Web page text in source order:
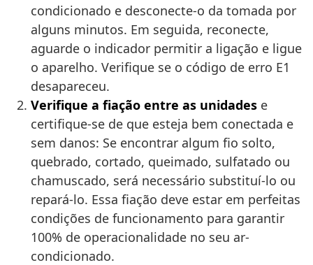
condicionado e desconecte-o da tomada por
alguns minutos. Em seguida, reconecte,
aguarde o indicador permitir a ligação e ligue
o aparelho. Verifique se o código de erro E1
desapareceu.
Verifique a fiação entre as unidades e
certifique-se de que esteja bem conectada e
sem danos: Se encontrar algum fio solto,
quebrado, cortado, queimado, sulfatado ou
chamuscado, será necessário substituí-lo ou
repará-lo. Essa fiação deve estar em perfeitas
condições de funcionamento para garantir
100% de operacionalidade no seu ar-
condicionado.